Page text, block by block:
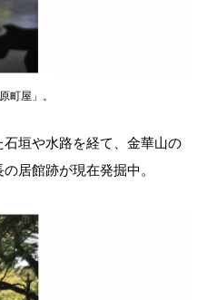
町屋」。
垣や水路を経て、金華山の
居館跡が現在発掘中。